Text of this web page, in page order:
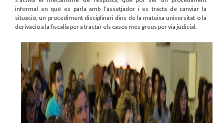
informal en què es parla amb l’assetjador i es tracta de canviar la
situació, un procediment disciplinari dins de la mateixa universitat o la
derivació a la fiscalia per a tractar els casos més greus per via judicial.